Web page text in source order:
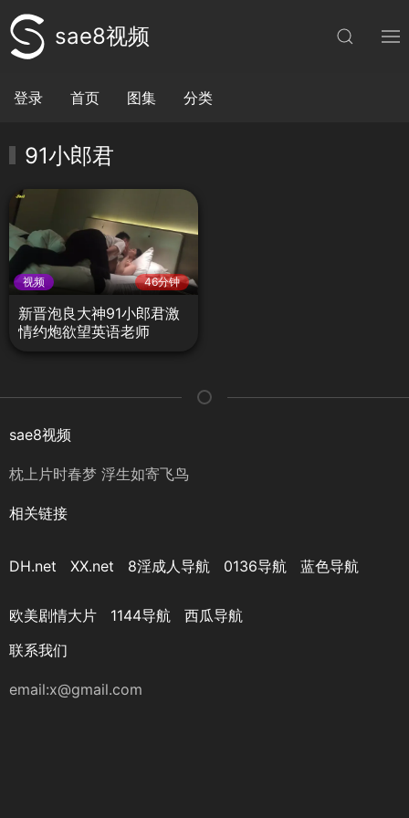
sae8视频
登录 首页 图集 分类
91小郎君
视频 46分钟
新晋泡良大神91小郎君激
情约炮欲望英语老师
sae8视频
枕上片时春梦 浮生如寄飞鸟
相关链接
DH.net XX.net 8淫成人导航 0136导航 蓝色导航
欧美剧情大片 1144导航
西瓜导航
联系我们
email:x@gmail.com